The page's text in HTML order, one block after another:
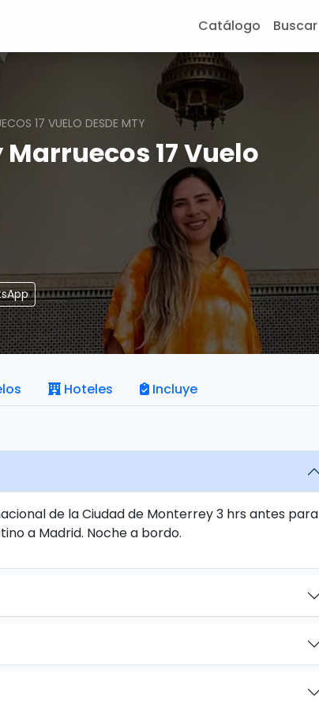
Catálogo Buscar
17 VUELO DESDE MTY
17 Vuelo
Hoteles Incluye
de la Ciudad de Monterrey 3 hrs antes para
a Madrid. Noche a bordo.